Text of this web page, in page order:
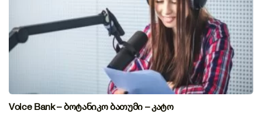
Voice Bank – ბოტანიკო ბათუმი – კატო